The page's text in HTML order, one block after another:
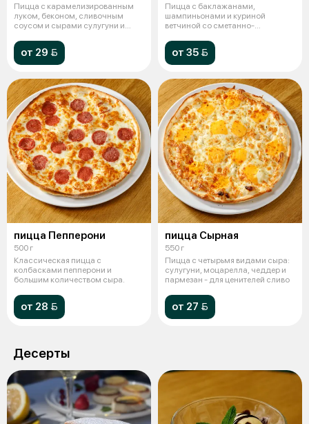
Пицца с карамелизированным
луком, беконом, сливочным
соусом и сырами сулугуни и
от 29 
Пицца с баклажанами,
шампиньонами и куриной
ветчиной со сметанно-
от 35 
пицца Пепперони
500 г
Классическая пицца с
колбасками пепперони и
большим количеством сыра.
от 28 
пицца Сырная
550 г
Пицца с четырьмя видами сыра:
сулугуни, моцарелла, чеддер и
пармезан - для ценителей сливо
от 27 
Десерты